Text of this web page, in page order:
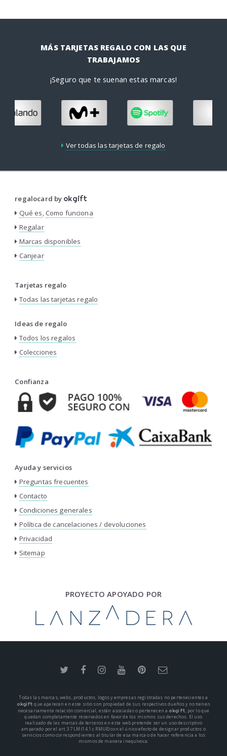
MÁS TARJETAS REGALO CON LAS QUE
TRABAJAMOS
¡Seguro que te suenan estas marcas!
Ver todas las tarjetas de regalo
regalocard by okgift
Qué es, Como funciona
Regalar
Marcas disponibles
Canjear
Tarjetas regalo
Todas las tarjetas regalo
Ideas de regalo
Todos los regalos
Colecciones
Confianza
Ayuda y servicios
Preguntas frecuentes
Contacto
Condiciones generales
Política de cancelaciones / devoluciones
Privacidad
Sitemap
PROYECTO APOYADO POR
Todas las marcas, webs, productos, logos y empresas registradas no pertenecientes a
okgift que aparecen en este sitio son propiedad de sus respectivos dueños y no tienen
necesariamente relación comercial, están asociadas o pertenecen a okgift, por lo que
quedan completamente reservados en favor de los mismos sus derechos. El uso
realizado de las marcas de terceros en esta web pretende ser un uso descriptivo
amparado por el art. 37 LM (14.1.c RMUE) con el único efecto de designar productos o
servicios como correspondientes al titular de esa marca o de hacer referencia a los
mismos de manera inequívoca.